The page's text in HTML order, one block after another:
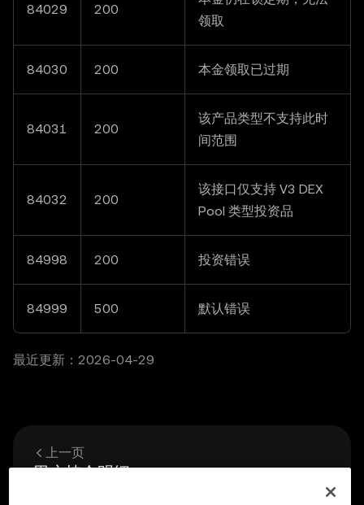
84029 200
领取
84030 200 本金领取已过期
84031 200
该产品类型不支持此时
间范围
84032 200
该接口仅支持 V3 DEX
Pool 类型投资品
84998 200 投资错误
84999 500 默认错误
最近更新：2026-04-29
上一页
用户持仓明细